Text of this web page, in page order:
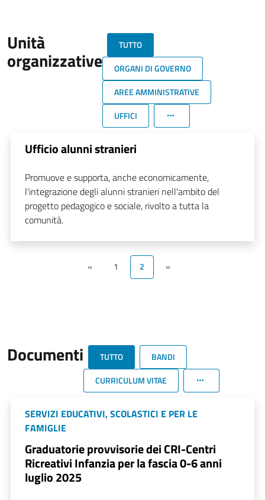
Unità
organizzative
TUTTO
ORGANI DI GOVERNO
AREE AMMINISTRATIVE
UFFICI
Ufficio alunni stranieri
Promuove e supporta, anche economicamente,
l'integrazione degli alunni stranieri nell'ambito del
progetto pedagogico e sociale, rivolto a tutta la
comunità.
« 1 2 »
Documenti TUTTO
BANDI
CURRICULUM VITAE
SERVIZI EDUCATIVI, SCOLASTICI E PER LE
FAMIGLIE
Graduatorie provvisorie dei CRI-Centri
Ricreativi Infanzia per la fascia 0-6 anni
luglio 2025